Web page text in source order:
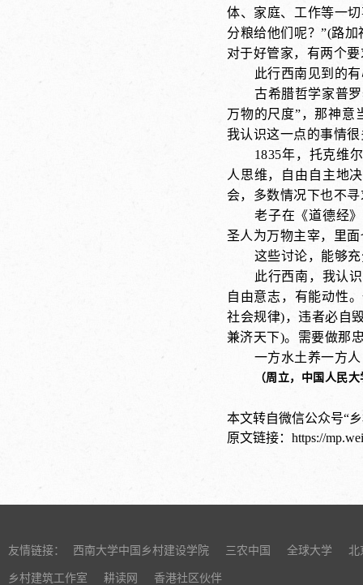
体、家庭、工作等一
分粮给他们呢？”(路
对于好管家，有两个
此行西南见到的
古希腊哲学家普
万物的尺度”，那神意
我认识这一点的事情
1835年，托克维
人思维，自由自主地
会，多数情况下也不
老子在《道德经
圣人为万物主宰，里
这些讨论，能够
此行西南，我认
自由意志，有能动性
社会规律)，违者必自
兼济天下)。需要做那
一方水土养一方
（周立，中国人民
本文转自微信公众号“
原文链接：https://
友情链接： 西南大学中国乡村建设学院 三农中国 全球大学 北
乡村建筑工作室 耕读网 香港社区伙伴